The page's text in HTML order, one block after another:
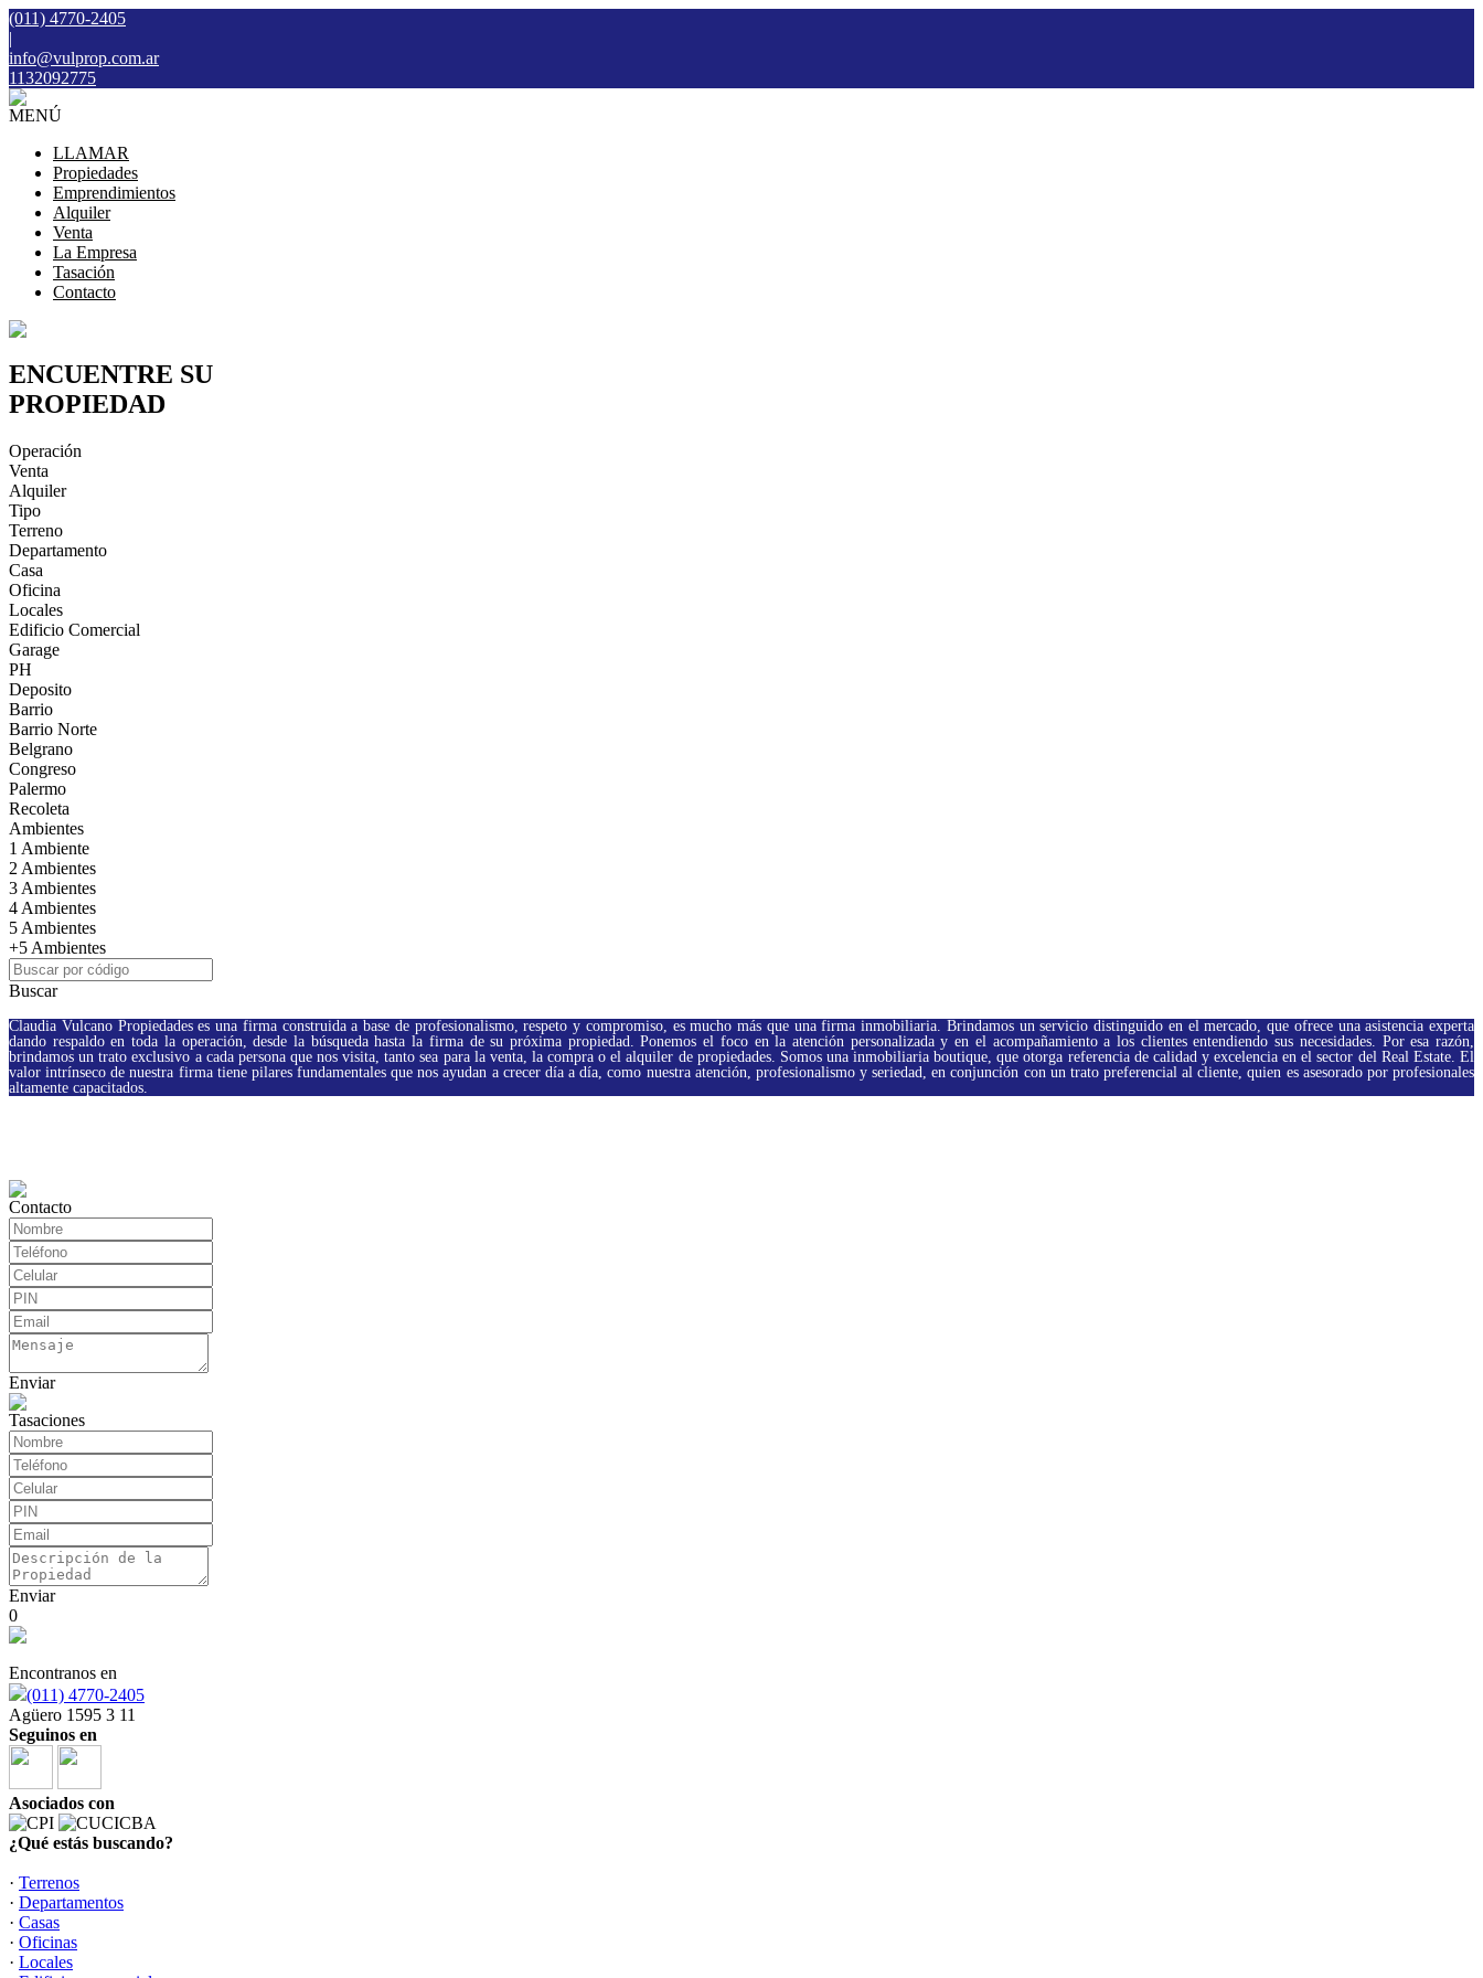
(011) 4770-2405
|
info@vulprop.com.ar
1132092775
MENÚ
LLAMAR
Propiedades
Emprendimientos
Alquiler
Venta
La Empresa
Tasación
Contacto
ENCUENTRE SU
PROPIEDAD
Operación
Venta
Alquiler
Tipo
Terreno
Departamento
Casa
Oficina
Locales
Edificio Comercial
Garage
PH
Deposito
Barrio
Barrio Norte
Belgrano
Congreso
Palermo
Recoleta
Ambientes
1 Ambiente
2 Ambientes
3 Ambientes
4 Ambientes
5 Ambientes
+5 Ambientes
Buscar
Claudia Vulcano Propiedades es una firma construida a base de profesionalismo, respeto y compromiso, es mucho más que una firma inmobiliaria. Brindamos un servicio distinguido en el mercado, que ofrece una asistencia experta
dando respaldo en toda la operación,desde la búsqueda hasta la firma de su próxima propiedad.Ponemos el foco en la atención personalizada y en el acompañamiento a los clientes entendiendo sus necesidades. Por esa razón,
brindamos un trato exclusivo a cada persona que nos visita, tanto sea para la venta, la compra o el alquiler de propiedades. Somos una inmobiliaria boutique, que otorga referencia de calidad y excelencia en el sector del Real Estate. El
valor intrínseco de nuestra firma tiene pilares fundamentales que nos ayudan a crecer día a día, como nuestra atención, profesionalismo y seriedad, en conjunción con un trato preferencial al cliente, quien es asesorado por profesionales
altamente capacitados
Contacto
Enviar
Tasaciones
Enviar
0
Encontranos en
(011) 4770-2405
Agüero 1595 3 11
Seguinos en
Asociados con
¿Qué estás buscando?
· Terrenos
· Departamentos
· Casas
· Oficinas
· Locales